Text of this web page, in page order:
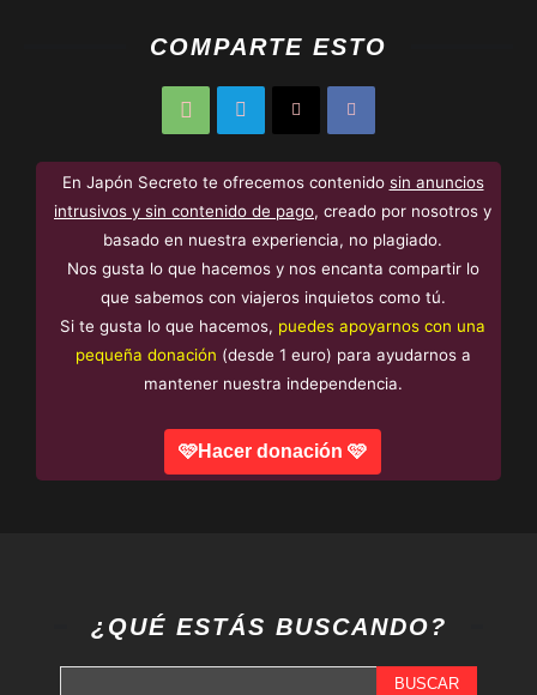
COMPARTE ESTO
En Japón Secreto te ofrecemos contenido sin anuncios
intrusivos y sin contenido de pago, creado por nosotros y
basado en nuestra experiencia, no plagiado.
Nos gusta lo que hacemos y nos encanta compartir lo
que sabemos con viajeros inquietos como tú.
Si te gusta lo que hacemos, puedes apoyarnos con una
pequeña donación (desde 1 euro) para ayudarnos a
mantener nuestra independencia.
🩷Hacer donación 🩷
¿QUÉ ESTÁS BUSCANDO?
BUSCAR